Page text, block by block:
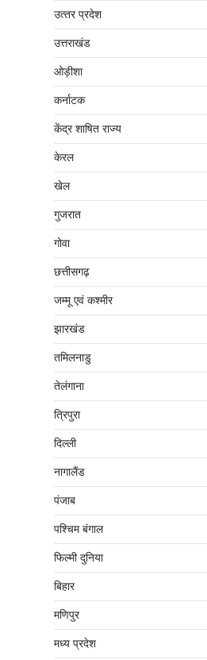
उत्‍तर प्रदेश
उत्तराखंड
ओड़ीशा
कर्नाटक
केंद्र शाषित राज्य
केरल
खेल
गुजरात
गोवा
छत्तीसगढ़
जम्‍मू एवं कश्‍मीर
झारखंड
तमिलनाडु
तेलंगाना
त्रिपुरा
दिल्‍ली
नागालैंड
पंजाब
पश्चिम बंगाल
फिल्मी दुनिया
बिहार
मणिपुर
मध्‍य प्रदेश